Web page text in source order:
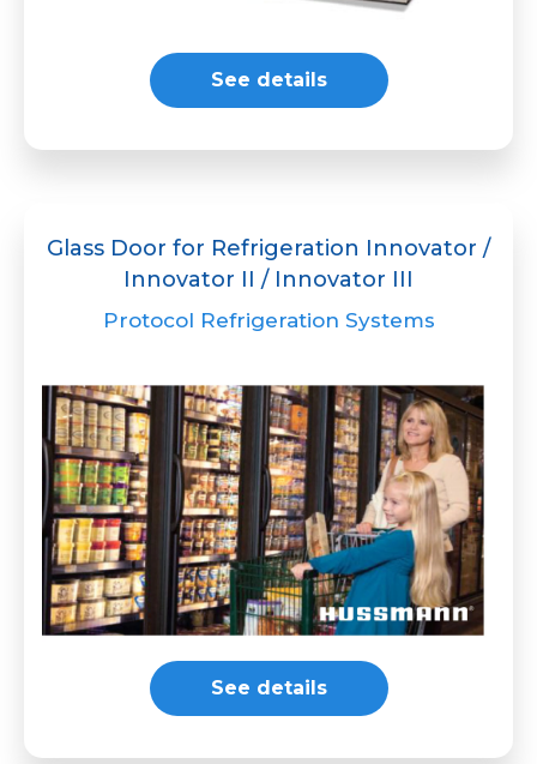
See details
Glass Door for Refrigeration Innovator /
Innovator II / Innovator III
Protocol Refrigeration Systems
See details